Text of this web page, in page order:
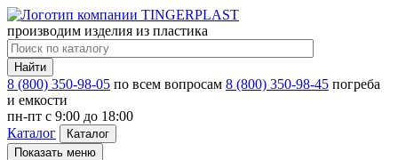
производим изделия из пластика
Найти
8 (800) 350-98-05 по всем вопросам 8 (800) 350-98-45 погреба
и емкости
пн-пт c 9:00 до 18:00
Каталог
Каталог
Показать меню